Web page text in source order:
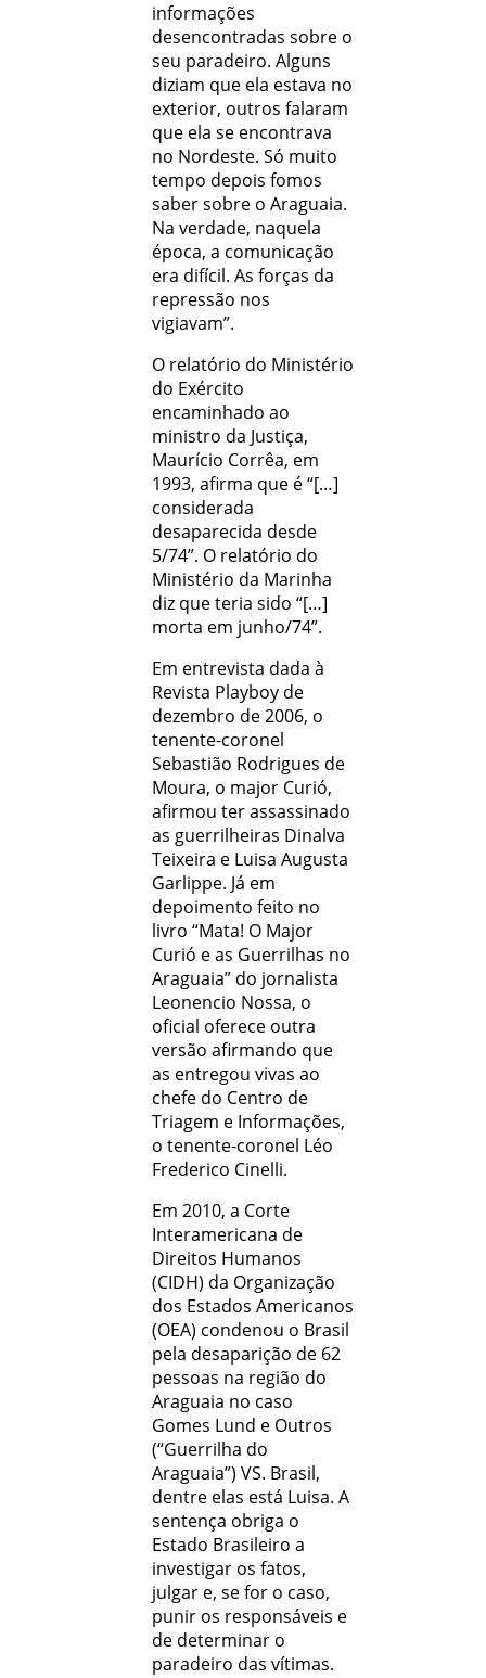
informações
desencontradas sobre o
seu paradeiro. Alguns
diziam que ela estava no
exterior, outros falaram
que ela se encontrava
no Nordeste. Só muito
tempo depois fomos
saber sobre o Araguaia.
Na verdade, naquela
época, a comunicação
era difícil. As forças da
repressão nos
vigiavam”.
O relatório do Ministério
do Exército
encaminhado ao
ministro da Justiça,
Maurício Corrêa, em
1993, afirma que é “[…]
considerada
desaparecida desde
5/74”. O relatório do
Ministério da Marinha
diz que teria sido “[…]
morta em junho/74”.
Em entrevista dada à
Revista Playboy de
dezembro de 2006, o
tenente-coronel
Sebastião Rodrigues de
Moura, o major Curió,
afirmou ter assassinado
as guerrilheiras Dinalva
Teixeira e Luisa Augusta
Garlippe. Já em
depoimento feito no
livro “Mata! O Major
Curió e as Guerrilhas no
Araguaia” do jornalista
Leonencio Nossa, o
oficial oferece outra
versão afirmando que
as entregou vivas ao
chefe do Centro de
Triagem e Informações,
o tenente-coronel Léo
Frederico Cinelli.
Em 2010, a Corte
Interamericana de
Direitos Humanos
(CIDH) da Organização
dos Estados Americanos
(OEA) condenou o Brasil
pela desaparição de 62
pessoas na região do
Araguaia no caso
Gomes Lund e Outros
(“Guerrilha do
Araguaia”) VS. Brasil,
dentre elas está Luisa. A
sentença obriga o
Estado Brasileiro a
investigar os fatos,
julgar e, se for o caso,
punir os responsáveis e
de determinar o
paradeiro das vítimas.